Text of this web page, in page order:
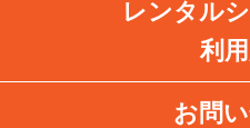
レンタル
利
お問